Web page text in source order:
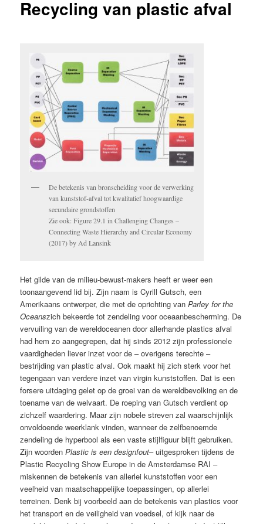
Recycling van plastic afval
De betekenis van bronscheiding voor de verwerking
van kunststof-afval tot kwalitatief hoogwaardige
secundaire grondstoffen
Zie ook: Figure 29.1 in Challenging Changes –
Connecting Waste Hierarchy and Circular Economy
(2017) by Ad Lansink
Het gilde van de milieu-bewust-makers heeft er weer een
toonaangevend lid bij. Zijn naam is Cyrill Gutsch, een
Amerikaans ontwerper, die met de oprichting vanParley for the
Oceanszich bekeerde tot zendeling voor oceaanbescherming. De
vervuiling van de wereldoceanen door allerhande plastics afval
had hem zo aangegrepen, dat hij sinds 2012 zijn professionele
vaardigheden liever inzet voor de – overigens terechte –
bestrijding van plastic afval. Ook maakt hij zich sterk voor het
tegengaan van verdere inzet van virgin kunststoffen. Dat is een
forsere uitdaging gelet op de groei van de wereldbevolking en de
toename van de welvaart. De roeping van Gutsch verdient op
zichzelf waardering. Maar zijn nobele streven zal waarschijnlijk
onvoldoende weerklank vinden, wanneer de zelfbenoemde
zendeling de hyperbool als een vaste stijlfiguur blijft gebruiken.
Zijn woordenPlastic is een designfout– uitgesproken tijdens de
Plastic Recycling Show Europe in de Amsterdamse RAI –
miskennen de betekenis van allerlei kunststoffen voor een
veelheid van maatschappelijke toepassingen, op allerlei
terreinen. Denk bij voorbeeld aan de betekenis van plastics voor
het transport en de veiligheid van voedsel, of kijk naar de